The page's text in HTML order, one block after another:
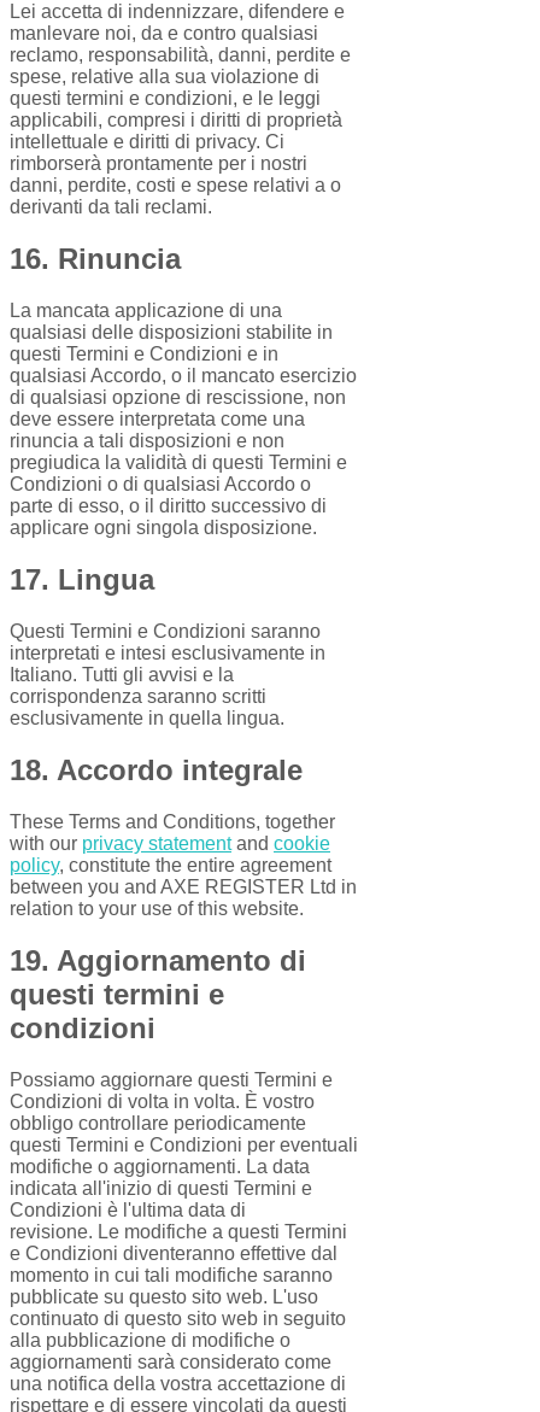
Lei accetta di indennizzare, difendere e
manlevare noi, da e contro qualsiasi
reclamo, responsabilità, danni, perdite e
spese, relative alla sua violazione di
questi termini e condizioni, e le leggi
applicabili, compresi i diritti di proprietà
intellettuale e diritti di privacy. Ci
rimborserà prontamente per i nostri
danni, perdite, costi e spese relativi a o
derivanti da tali reclami.
16. Rinuncia
La mancata applicazione di una
qualsiasi delle disposizioni stabilite in
questi Termini e Condizioni e in
qualsiasi Accordo, o il mancato esercizio
di qualsiasi opzione di rescissione, non
deve essere interpretata come una
rinuncia a tali disposizioni e non
pregiudica la validità di questi Termini e
Condizioni o di qualsiasi Accordo o
parte di esso, o il diritto successivo di
applicare ogni singola disposizione.
17. Lingua
Questi Termini e Condizioni saranno
interpretati e intesi esclusivamente in
Italiano. Tutti gli avvisi e la
corrispondenza saranno scritti
esclusivamente in quella lingua.
18. Accordo integrale
These Terms and Conditions, together
with our privacy statementand cookie
policy, constitute the entire agreement
between you and AXE REGISTER Ltd in
relation to your use of this website.
19. Aggiornamento di
questi termini e
condizioni
Possiamo aggiornare questi Termini e
Condizioni di volta in volta. È vostro
obbligo controllare periodicamente
questi Termini e Condizioni per eventuali
modifiche o aggiornamenti. La data
indicata all'inizio di questi Termini e
Condizioni è l'ultima data di
revisione. Le modifiche a questi Termini
e Condizioni diventeranno effettive dal
momento in cui tali modifiche saranno
pubblicate su questo sito web. L'uso
continuato di questo sito web in seguito
alla pubblicazione di modifiche o
aggiornamenti sarà considerato come
una notifica della vostra accettazione di
rispettare e di essere vincolati da questi